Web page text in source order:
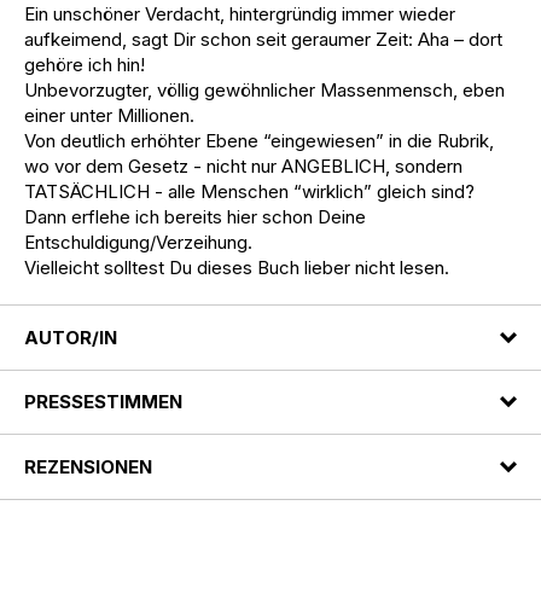
Ein unschöner Verdacht, hintergründig immer wieder
aufkeimend, sagt Dir schon seit geraumer Zeit: Aha – dort
gehöre ich hin!
Unbevorzugter, völlig gewöhnlicher Massenmensch, eben
einer unter Millionen.
Von deutlich erhöhter Ebene “eingewiesen” in die Rubrik,
wo vor dem Gesetz - nicht nur ANGEBLICH, sondern
TATSÄCHLICH - alle Menschen “wirklich” gleich sind?
Dann erflehe ich bereits hier schon Deine
Entschuldigung/Verzeihung.
Vielleicht solltest Du dieses Buch lieber nicht lesen.
AUTOR/IN
PRESSESTIMMEN
REZENSIONEN